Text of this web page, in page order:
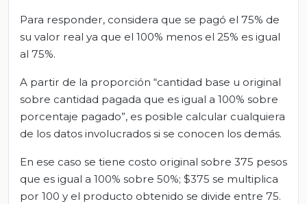
Para responder, considera que se pagó el 75% de
su valor real ya que el 100% menos el 25% es igual
al 75%.
A partir de la proporción “cantidad base u original
sobre cantidad pagada que es igual a 100% sobre
porcentaje pagado”, es posible calcular cualquiera
de los datos involucrados si se conocen los demás.
En ese caso se tiene costo original sobre 375 pesos
que es igual a 100% sobre 50%; $375 se multiplica
por 100 y el producto obtenido se divide entre 75.